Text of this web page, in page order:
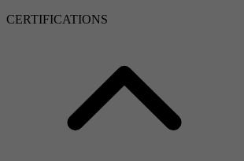
CERTIFICATIONS